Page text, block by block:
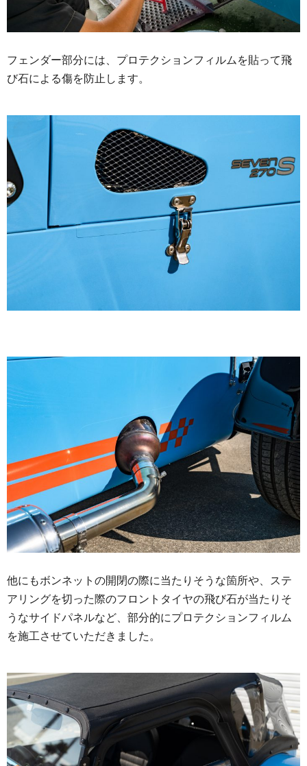
フェンダー部分には、プロテクションフィルムを貼って飛
び石による傷を防止します。
他にもボンネットの開閉の際に当たりそうな箇所や、ステ
アリングを切った際のフロントタイヤの飛び石が当たりそ
うなサイドパネルなど、部分的にプロテクションフィルム
を施工させていただきました。